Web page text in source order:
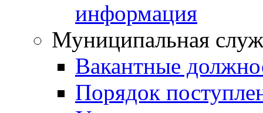
информация
Муниципальная
Вакантные
Порядок